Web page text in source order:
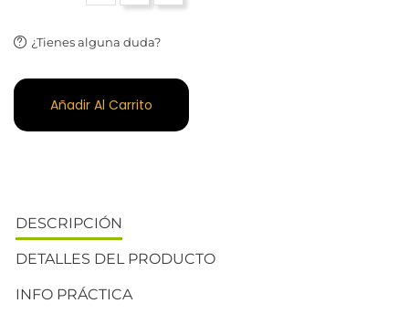
¿Tienes alguna duda?
Añadir Al Carrito
DESCRIPCIÓN
DETALLES DEL PRODUCTO
INFO PRÁCTICA